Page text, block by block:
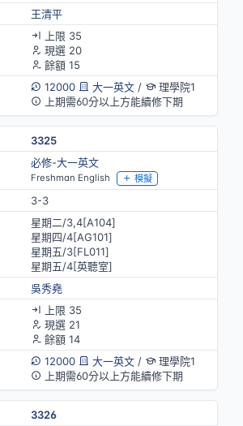
王清平
上限 35
現選 20
餘額 15
12000
大一英文/
理學院1
上期需60分以上方能續修下期
3325
必修-大一英文
Freshman English 模擬
3-3
星期二/3,4[A104]
星期四/4[AG101]
星期五/3[FL011]
星期五/4[英聽室]
吳秀堯
上限 35
現選 21
餘額 14
12000
大一英文/
理學院1
上期需60分以上方能續修下期
3326